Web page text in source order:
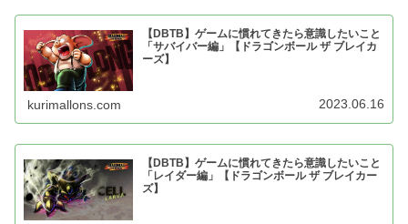
【DBTB】ゲームに慣れてきたら意識したいこと
「サバイバー編」【ドラゴンボール ザ ブレイカ
ーズ】
kurimallons.com 2023.06.16
【DBTB】ゲームに慣れてきたら意識したいこと
「レイダー編」【ドラゴンボール ザ ブレイカー
ズ】